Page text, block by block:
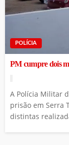
POLÍCIA
PM cumpre dois
A Polícia Militar
prisão em Serra
distintas